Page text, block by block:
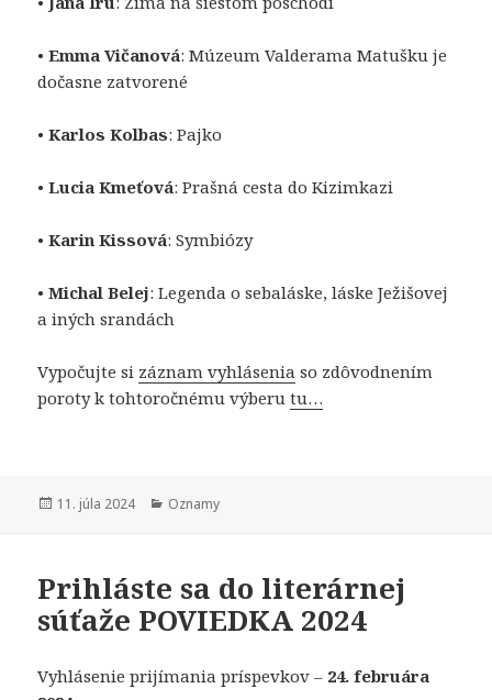
•Emma Vičanová: Múzeum Valderama Matušku je
dočasne zatvorené
•Karlos Kolbas: Pajko
•Lucia Kmeťová: Prašná cesta do Kizimkazi
•Karin Kissová: Symbiózy
•Michal Belej: Legenda o sebaláske, láske Ježišovej
a iných srandách
Vypočujte si záznam vyhlásenia so zdôvodnením
poroty k tohtoročnému výberutu…
Publikované
11. júla 2024 Kategórie
Oznamy
Prihláste sa do literárnej
súťaže POVIEDKA 2024
Vyhlásenie prijímania príspevkov – 24. februára